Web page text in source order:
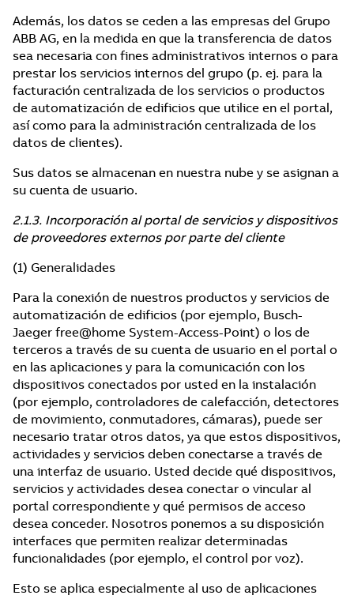
Además, los datos se ceden a las empresas del Grupo
ABB AG, en la medida en que la transferencia de datos
sea necesaria con fines administrativos internos o para
prestar los servicios internos del grupo (p. ej. para la
facturación centralizada de los servicios o productos
de automatización de edificios que utilice en el portal,
así como para la administración centralizada de los
datos de clientes).
Sus datos se almacenan en nuestra nube y se asignan a
su cuenta de usuario.
2.1.3. Incorporación al portal de servicios y dispositivos
de proveedores externos por parte del cliente
(1) Generalidades
Para la conexión de nuestros productos y servicios de
automatización de edificios (por ejemplo, Busch-
Jaeger free@home System-Access-Point) o los de
terceros a través de su cuenta de usuario en el portal o
en las aplicaciones y para la comunicación con los
dispositivos conectados por usted en la instalación
(por ejemplo, controladores de calefacción, detectores
de movimiento, conmutadores, cámaras), puede ser
necesario tratar otros datos, ya que estos dispositivos,
actividades y servicios deben conectarse a través de
una interfaz de usuario. Usted decide qué dispositivos,
servicios y actividades desea conectar o vincular al
portal correspondiente y qué permisos de acceso
desea conceder. Nosotros ponemos a su disposición
interfaces que permiten realizar determinadas
funcionalidades (por ejemplo, el control por voz).
Esto se aplica especialmente al uso de aplicaciones